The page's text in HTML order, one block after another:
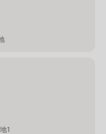
1